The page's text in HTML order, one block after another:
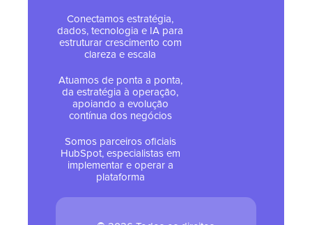
Conectamos estratégia,
dados, tecnologia e IA para
estruturar crescimento com
clareza e escala
Atuamos de ponta a ponta,
da estratégia à operação,
apoiando a evolução
contínua dos negócios
Somos parceiros oficiais
HubSpot, especialistas em
implementar e operar a
plataforma